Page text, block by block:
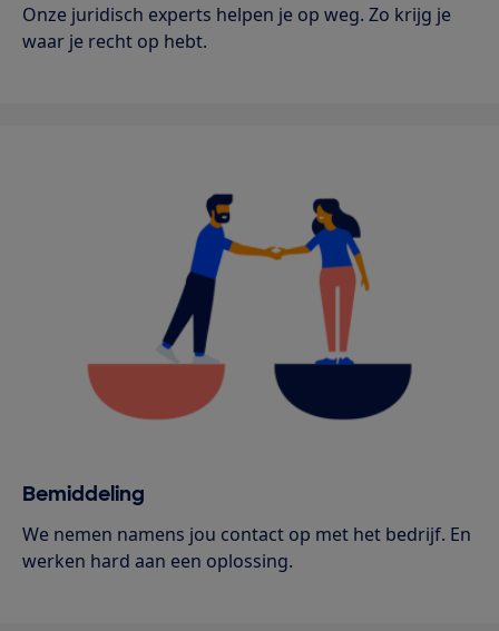
Onze juridisch experts helpen je op weg. Zo krijg je
waar je recht op hebt.
Bemiddeling
We nemen namens jou contact op met het bedrijf. En
werken hard aan een oplossing.